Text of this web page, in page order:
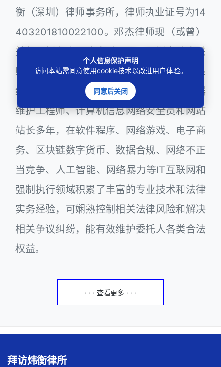
衡（深圳）律师事务所，律师执业证号为14
403201810022100。邓杰律师现（或曾）
兼任深圳市人民政府听证员、深圳市政府采
购评审专家（法律类），深圳市某区政府系
统公职律师、WEB前端开发和 WEB服务器
维护工程师、计算机信息网络安全员和网站
站长多年，在软件程序、网络游戏、电子商
务、区块链数字货币、数据合规、网络不正
当竞争、人工智能、网络暴力等IT互联网和
强制执行领域积累了丰富的专业技术和法律
实务经验，可娴熟控制相关法律风险和解决
相关争议纠纷，能有效维护委托人各类合法
权益。
· · · 查看更多 · · ·
拜访炜衡律所
个人信息保护声明
访问本站需同意使用cookie技术以改进用户体验。
同意后关闭